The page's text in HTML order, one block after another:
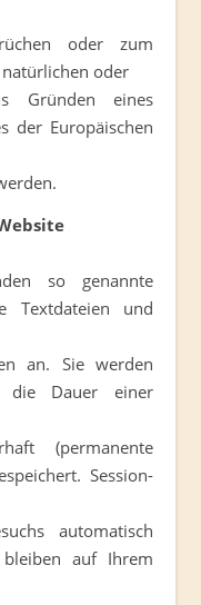
oder zum
natürlichen oder
Gründen eines
der Europäischen
so genannte
Textdateien und
an. Sie werden
die Dauer einer
(permanente
Session-
automatisch
bleiben auf Ihrem